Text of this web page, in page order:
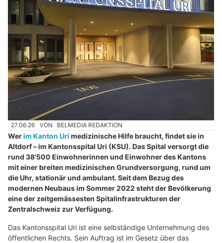
27.06.26 VON BELMEDIA REDAKTION
Werim Kanton Uri medizinische Hilfe braucht, findet sie in
Altdorf – im Kantonsspital Uri (KSU). Das Spital versorgt die
rund 38'500 Einwohnerinnen und Einwohner des Kantons
mit einer breiten medizinischen Grundversorgung, rund um
die Uhr, stationär und ambulant. Seit dem Bezug des
modernen Neubaus im Sommer 2022 steht der Bevölkerung
eine der zeitgemässesten Spitalinfrastrukturen der
Zentralschweiz zur Verfügung.
Das Kantonsspital Uri ist eine selbständige Unternehmung des
öffentlichen Rechts. Sein Auftrag ist im Gesetz über das